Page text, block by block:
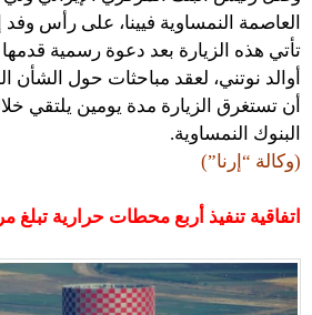
العاصمة النمساوية فيينا، على رأس
تأتي هذه الزيارة بعد دعوة رسمية
أوالد نوتني، لعقد مباحثات حول الشأن
أن تستغرق الزيارة مدة يومين يلتقي
البنوك النمساوية.
(وكالة “إرنا”)
اتفاقية تنفيذ أربع محطات حرارية تبلغ